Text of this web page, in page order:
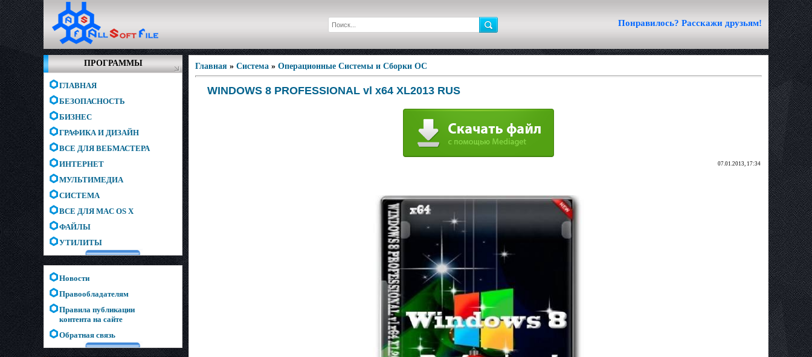
Понравилось? Расскажи друзьям!
ПРОГРАММЫ
ГЛАВНАЯ
БЕЗОПАСНОСТЬ
БИЗНЕС
ГРАФИКА И ДИЗАЙН
ВСЕ ДЛЯ ВЕБМАСТЕРА
ИНТЕРНЕТ
МУЛЬТИМЕДИА
СИСТЕМА
ВСЕ ДЛЯ MAC OS X
ФАЙЛЫ
УТИЛИТЫ
Новости
Правообладателям
Правила публикации
контента на сайте
Обратная связь
Главная » Система » Операционные Системы и Сборки ОС
WINDOWS 8 PROFESSIONAL vl x64 XL2013 RUS
07.01.2013, 17:34